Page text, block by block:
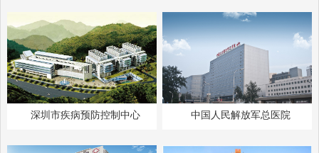
深圳市疾病预防控制中心 中国人民解放军总医院